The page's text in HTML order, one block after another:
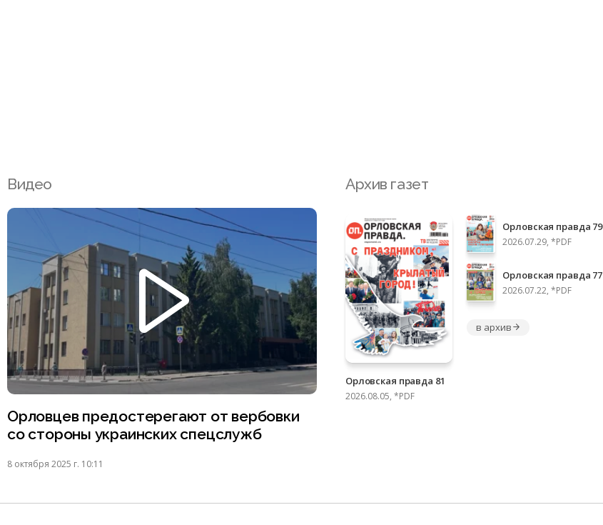
Видео
Орловцев предостерегают от вербовки
со стороны украинских спецслужб
8 октября 2025 г. 10:11
Архив газет
Орловская правда 81
2026.08.05, *PDF
Орловская правда 79
2026.07.29, *PDF
Орловская правда 77
2026.07.22, *PDF
в архив